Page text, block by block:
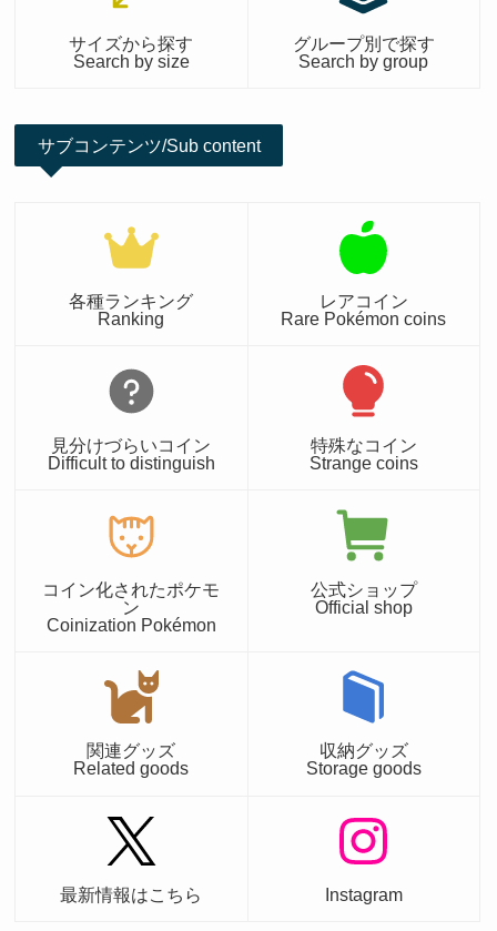
サイズから探す
Search by size
グループ別で探す
Search by group
サブコンテンツ/Sub content
各種ランキング
Ranking
レアコイン
Rare Pokémon coins
見分けづらいコイン
Difficult to distinguish
特殊なコイン
Strange coins
コイン化されたポケモ
ン
Coinization Pokémon
公式ショップ
Official shop
関連グッズ
Related goods
収納グッズ
Storage goods
最新情報はこちら Instagram